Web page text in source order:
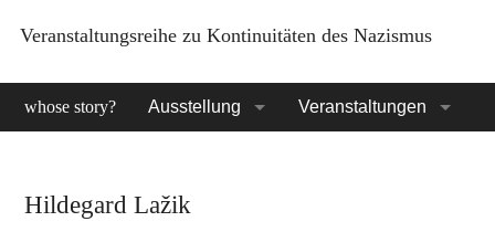
Veranstaltungsreihe zu Kontinuitäten des Nazismus
whose story? Ausstellung Veranstaltungen
Hildegard Lažik